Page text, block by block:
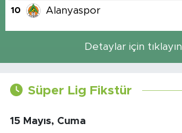
10 Alanyaspor
Detaylar için tıklayın
Süper Lig Fikstür
15 Mayıs, Cuma